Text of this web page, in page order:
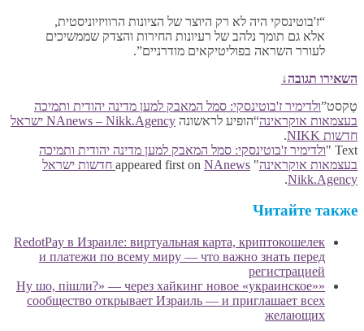
“ז'בוטינסקי היה לא רק היוצר של הציונות הרוויזיוניסטית,
אלא גם תומך נלהב של רעיונות החירות והצדק שממשיכים
לעורר השראה בפוליטיקאים מודרניים”.
השאירו תגובה↓
טֶקסט”ולדימיר ז'בוטינסקי: סמל המאבק למען מדינה יהודית ותמיכה
בעצמאות אוקראינה“הופיע לראשונה
NAnews – Nikk.Agency ישראל
חדשות NIKK
.
Text "
ולדימיר ז'בוטינסקי: סמל המאבק למען מדינה יהודית ותמיכה
בעצמאות אוקראינה" appeared first on
NAnews חדשות ישראל
Nikk.Agency
.
Читайте также
RedotPay в Израиле: виртуальная карта, криптокошелек
и платежи по всему миру — что важно знать перед
регистрацией
«Ну шо, пішли?» — через хайкинг новое «украинское»
сообщество открывает Израиль — и приглашает всех
желающих